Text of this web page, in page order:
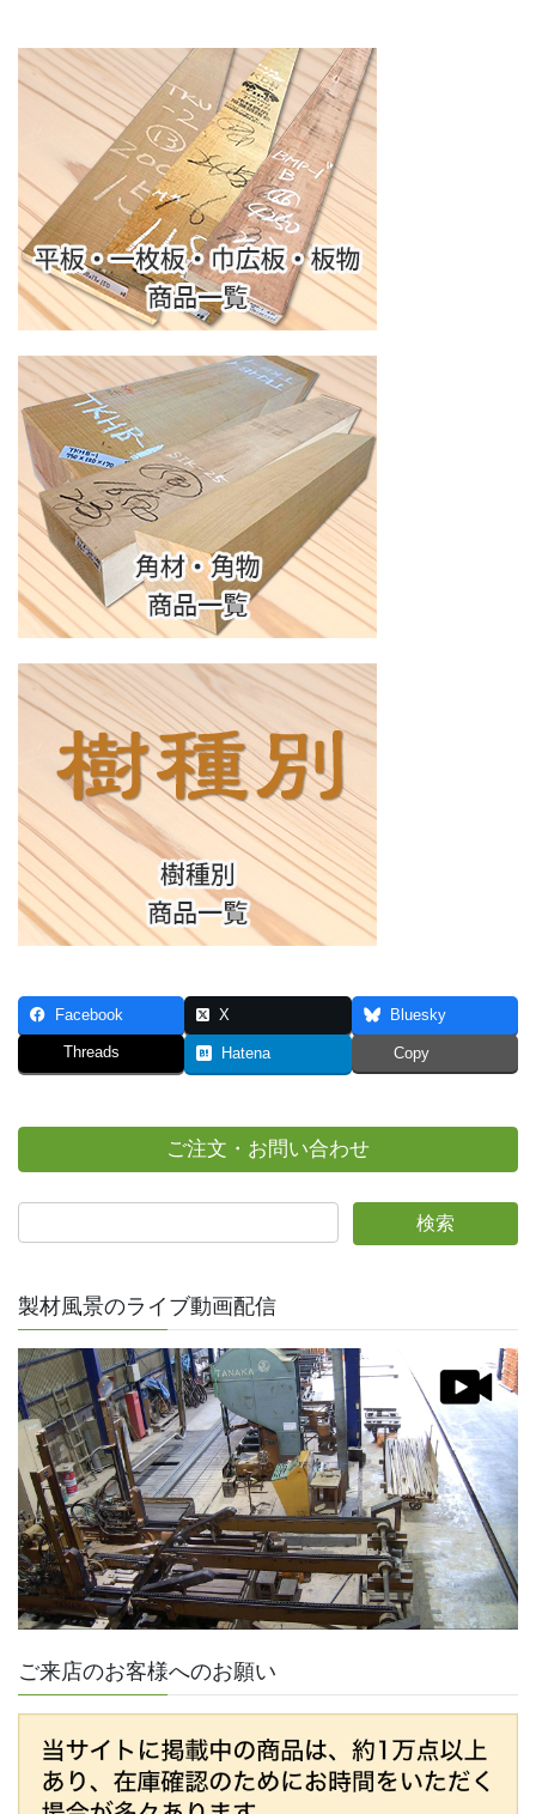
Facebook X Bluesky
Threads Hatena Copy
ご注文・お問い合わせ
製材風景のライブ動画配信
ご来店のお客様へのお願い